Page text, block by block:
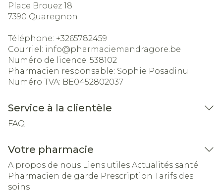
Place Brouez 18
7390 Quaregnon
Téléphone: +3265782459
Courriel: info@pharmaciemandragore.be
Numéro de licence: 538102
Pharmacien responsable: Sophie Posadinu
Numéro TVA: BE0452802037
Service à la clientèle
FAQ
Votre pharmacie
A propos de nous Liens utiles Actualités santé
Pharmacien de garde Prescription Tarifs des
soins